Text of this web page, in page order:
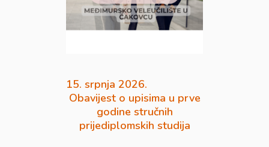
15. srpnja 2026.
Obavijest o upisima u prve
godine stručnih
prijediplomskih studija